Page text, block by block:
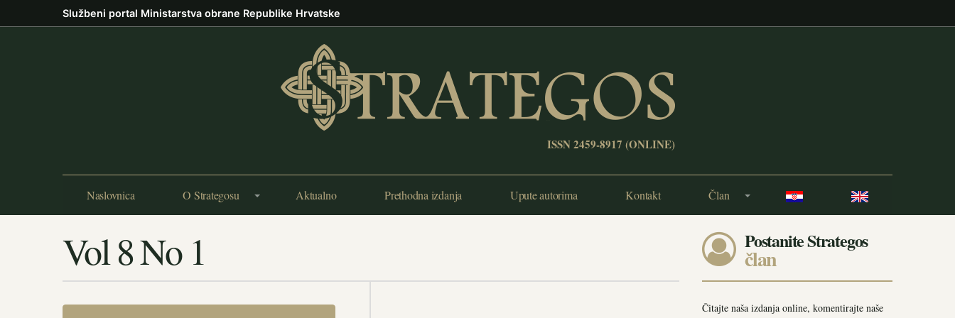
Službeni portal Ministarstva obrane Republike Hrvatske
ISSN 2459-8917 (ONLINE)
Naslovnica O Strategosu Aktualno Prethodna izdanja Upute autorima Kontakt Član
Vol 8 No 1 Postanite Strategos
član
Čitajte naša izdanja online, komentirajte naše